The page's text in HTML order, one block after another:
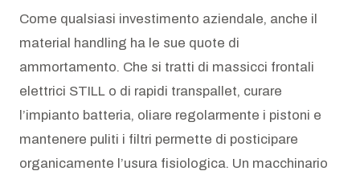
Come qualsiasi investimento aziendale, anche il
material handling ha le sue quote di
ammortamento. Che si tratti di massicci frontali
elettrici STILL o di rapidi transpallet, curare
l’impianto batteria, oliare regolarmente i pistoni e
mantenere puliti i filtri permette di posticipare
organicamente l’usura fisiologica. Un macchinario